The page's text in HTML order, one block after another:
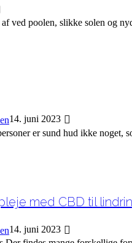
ved poolen, slikke solen og
14. juni 2023
er sund hud ikke noget,
med CBD til
14. juni 2023